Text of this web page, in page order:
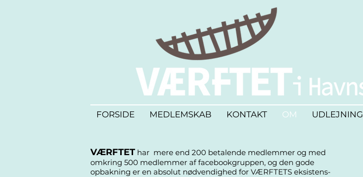
FORSIDE MEDLEMSKAB KONTAKT OM UDLEJNING
VÆRFTET har mere end 200 betalende medlemmer og med
omkring 500 medlemmer af facebookgruppen, og den gode
opbakning er en absolut nødvendighed for VÆRFTETS eksistens-